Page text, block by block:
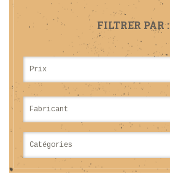
FILTRER PAR :
Prix
Fabricant
Tous
Catégories
Bushcraft / Survie